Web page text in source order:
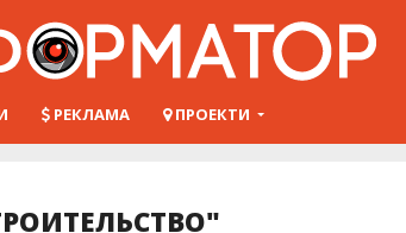
РЕКЛАМА ПРОЕКТИ